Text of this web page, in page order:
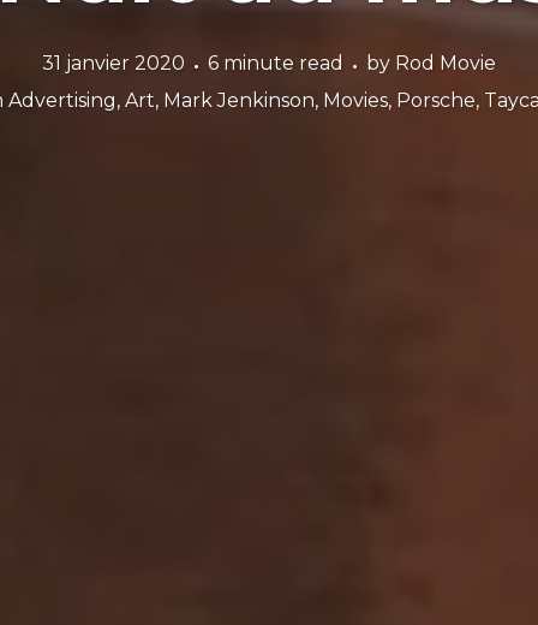
31 janvier 2020 6 minute read by Rod Movie
Advertising, Art, Mark Jenkinson, Movies, Porsche,